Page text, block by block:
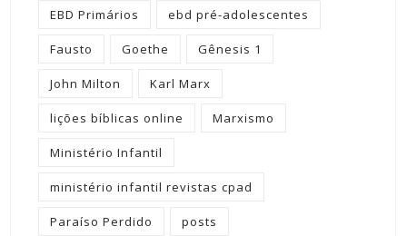
EBD Primários ebd pré-adolescentes
Fausto Goethe Gênesis 1
John Milton Karl Marx
lições bíblicas online Marxismo
Ministério Infantil
ministério infantil revistas cpad
Paraíso Perdido posts